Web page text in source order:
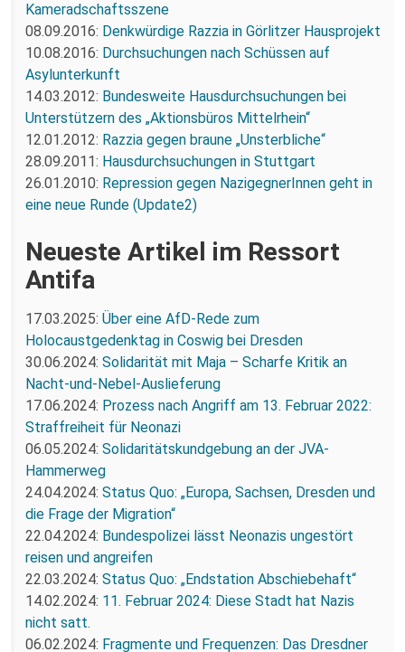
Kameradschaftsszene
08.09.2016: Denkwürdige Razzia in Görlitzer Hausprojekt
10.08.2016: Durchsuchungen nach Schüssen auf
Asylunterkunft
14.03.2012: Bundesweite Hausdurchsuchungen bei
Unterstützern des „Aktionsbüros Mittelrhein“
12.01.2012: Razzia gegen braune „Unsterbliche“
28.09.2011: Hausdurchsuchungen in Stuttgart
26.01.2010: Repression gegen NazigegnerInnen geht in
eine neue Runde (Update2)
Neueste Artikel im Ressort
Antifa
17.03.2025: Über eine AfD-Rede zum
Holocaustgedenktag in Coswig bei Dresden
30.06.2024: Solidarität mit Maja – Scharfe Kritik an
Nacht-und-Nebel-Auslieferung
17.06.2024: Prozess nach Angriff am 13. Februar 2022:
Straffreiheit für Neonazi
06.05.2024: Solidaritätskundgebung an der JVA-
Hammerweg
24.04.2024: Status Quo: „Europa, Sachsen, Dresden und
die Frage der Migration“
22.04.2024: Bundespolizei lässt Neonazis ungestört
reisen und angreifen
22.03.2024: Status Quo: „Endstation Abschiebehaft“
14.02.2024: 11. Februar 2024: Diese Stadt hat Nazis
nicht satt.
06.02.2024: Fragmente und Frequenzen: Das Dresdner